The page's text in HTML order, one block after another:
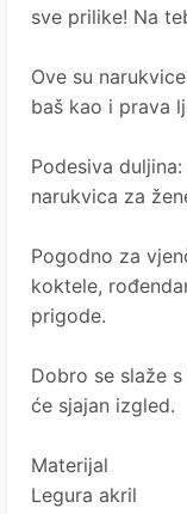
sve prilike! Na
Ove su
baš kao i prava
Podesiva
narukvica za
Pogodno za
koktele,
prigode.
Dobro se slaže
će sjajan izgled.
Materijal
Legura akril